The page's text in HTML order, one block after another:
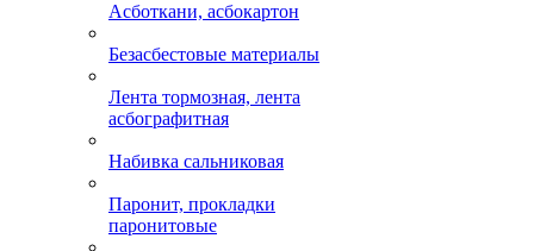
Асботкани, асбокартон
Безасбестовые материалы
Лента тормозная, лента
асбографитная
Набивка сальниковая
Паронит, прокладки
паронитовые